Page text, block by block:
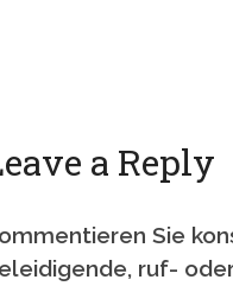
a Reply
Sie
ruf-